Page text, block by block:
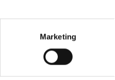
Marketing
Aurelia Knüsel ♀
Milton Wild
Noah B.